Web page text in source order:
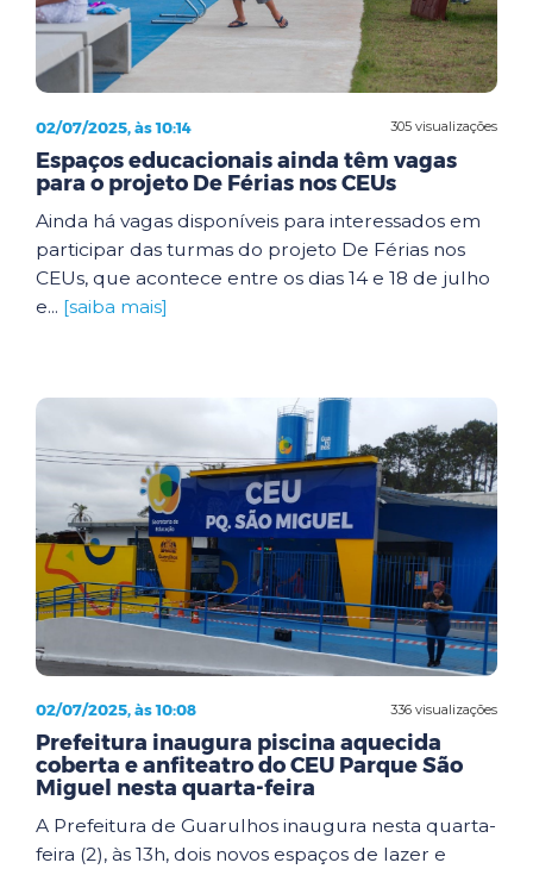
305 visualizações
02/07/2025, às 10:14
Espaços educacionais ainda têm vagas
para o projeto De Férias nos CEUs
Ainda há vagas disponíveis para interessados em
participar das turmas do projeto De Férias nos
CEUs, que acontece entre os dias 14 e 18 de julho
e... [saiba mais]
336 visualizações
02/07/2025, às 10:08
Prefeitura inaugura piscina aquecida
coberta e anfiteatro do CEU Parque São
Miguel nesta quarta-feira
A Prefeitura de Guarulhos inaugura nesta quarta-
feira (2), às 13h, dois novos espaços de lazer e